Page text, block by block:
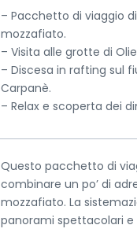
– Pacchetto di viaggio
mozzafiato.
– Visita alle grotte di
– Discesa in rafting sul
Carpanè.
– Relax e scoperta dei
Questo pacchetto di
combinare un po’ di
mozzafiato. La
panorami spettacolari